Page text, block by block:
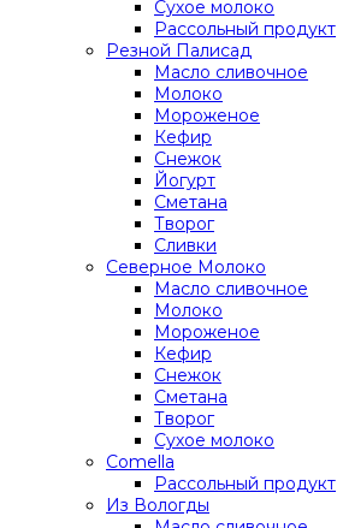
Сухое молоко
Рассольный продукт
Резной Палисад
Масло сливочное
Молоко
Мороженое
Кефир
Снежок
Йогурт
Сметана
Творог
Сливки
Северное Молоко
Масло сливочное
Молоко
Мороженое
Кефир
Снежок
Сметана
Творог
Сухое молоко
Comеlla
Рассольный продукт
Из Вологды